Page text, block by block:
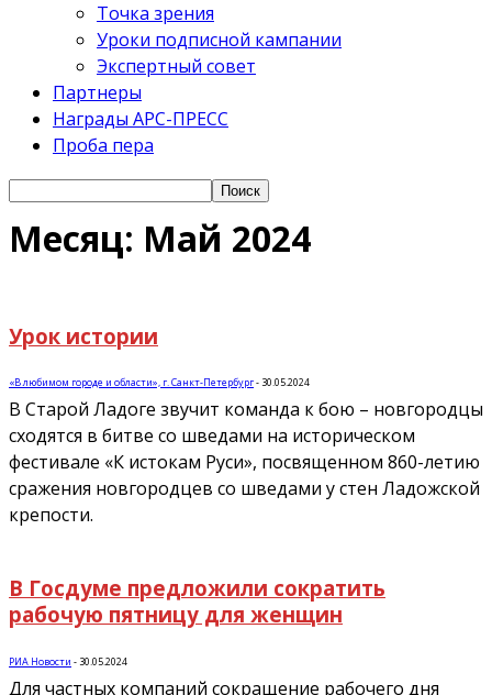
Точка зрения
Уроки подписной кампании
Экспертный совет
Партнеры
Награды АРС-ПРЕСС
Проба пера
Месяц: Май 2024
Урок истории
«В любимом городе и области», г. Санкт-Петербург- 30.05.2024
В Старой Ладоге звучит команда к бою – новгородцы
сходятся в битве со шведами на историческом
фестивале «К истокам Руси», посвященном 860-летию
сражения новгородцев со шведами у стен Ладожской
крепости.
В Госдуме предложили сократить
рабочую пятницу для женщин
РИА Новости - 30.05.2024
Для частных компаний сокращение рабочего дня